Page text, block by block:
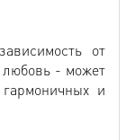
от
любовь - может
и